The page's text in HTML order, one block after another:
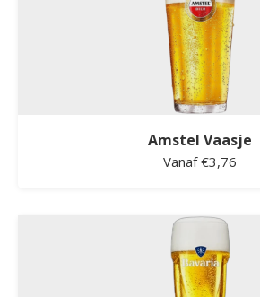
Amstel Vaasje
Vanaf €3,76